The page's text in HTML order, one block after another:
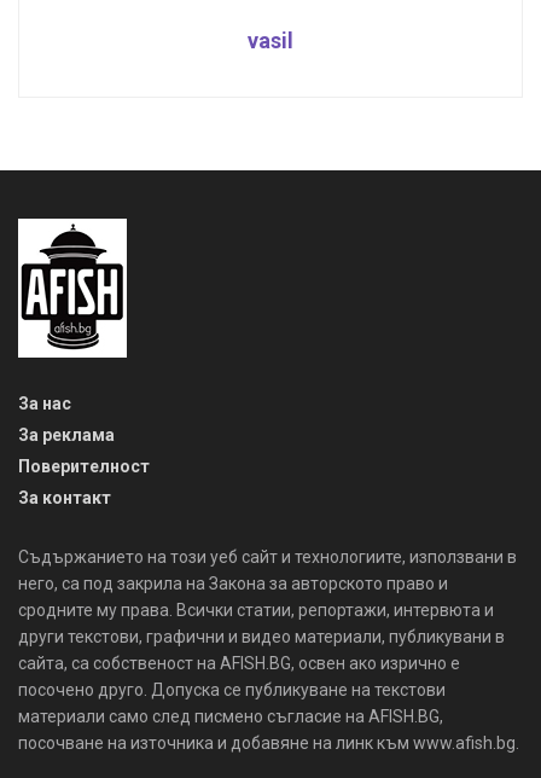
vasil
За нас
За реклама
Поверителност
За контакт
Съдържанието на този уеб сайт и технологиите, използвани в
него, са под закрила на Закона за авторското право и
сродните му права. Всички статии, репортажи, интервюта и
други текстови, графични и видео материали, публикувани в
сайта, са собственост на AFISH.BG, освен ако изрично е
посочено друго. Допуска се публикуване на текстови
материали само след писмено съгласие на AFISH.BG,
посочване на източника и добавяне на линк към www.afish.bg.